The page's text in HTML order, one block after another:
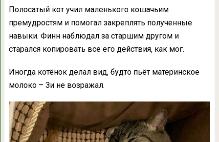
Полосатый кот учил маленького кошачьим
премудростям и помогал закреплять полученные
навыки. Финн наблюдал за старшим другом и
старался копировать все его действия, как мог.
Иногда котёнок делал вид, будто пьёт материнское
молоко – Зи не возражал.